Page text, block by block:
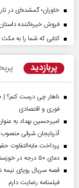
خاوران؛ گمشده‌ای در
فروش خیره‌کننده داستان اسباب‌بازی ۵؛ بزرگ‌ترین
کتابی که شما را به
پربازدید
فوری و اقتصادی
امیرحسین بهداد به
آذربایجان شرقی
پرداخت مابه‌التفاوت
دمای ۵۰ درجه در خوزستان | احتمال بارش‌های سیل‌آسا در ۳ استان
قصه سریال رویای
فیلمنامه رضایت دارم